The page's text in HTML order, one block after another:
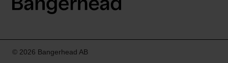
LinkedIn
© 2026 Bangerhead AB